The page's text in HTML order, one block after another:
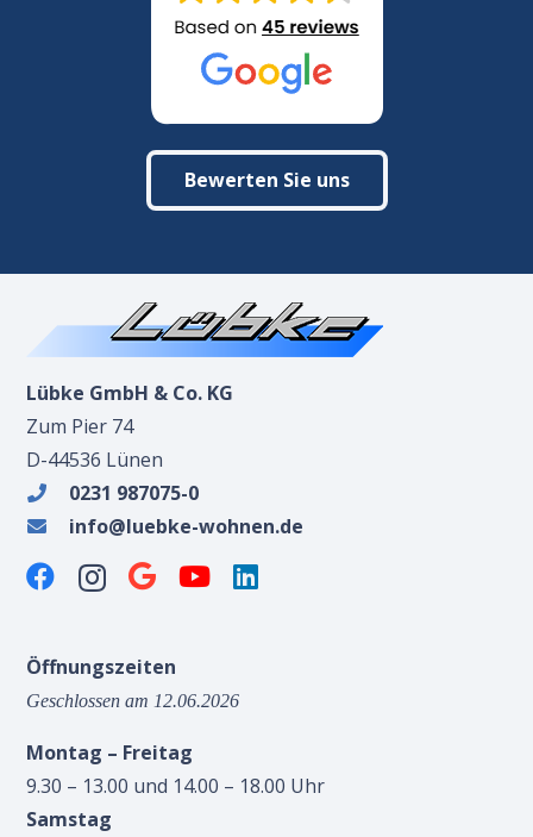
Bewerten Sie uns
Lübke GmbH & Co. KG
Zum Pier 74
D-44536 Lünen
0231 987075-0
info@luebke-wohnen.de
Öffnungszeiten
Geschlossen am 12.06.2026
Montag – Freitag
9.30 – 13.00 und 14.00 – 18.00 Uhr
Samstag